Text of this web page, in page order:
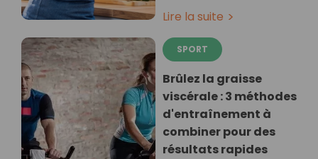
Lire la suite
SPORT
Brûlez la graisse
viscérale : 3 méthodes
d'entraînement à
combiner pour des
résultats rapides